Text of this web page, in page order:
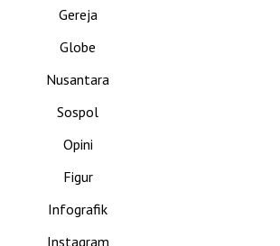
Gereja
Globe
Nusantara
Sospol
Opini
Figur
Infografik
Instagram